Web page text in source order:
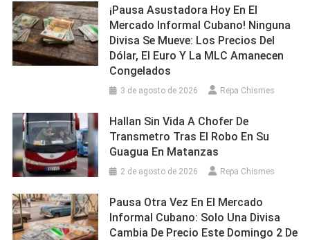
¡Pausa Asustadora Hoy En El
Mercado Informal Cubano! Ninguna
Divisa Se Mueve: Los Precios Del
Dólar, El Euro Y La MLC Amanecen
Congelados
3 de agosto de 2026 Repa Chismes
Hallan Sin Vida A Chofer De
Transmetro Tras El Robo En Su
Guagua En Matanzas
2 de agosto de 2026 Repa Chismes
Pausa Otra Vez En El Mercado
Informal Cubano: Solo Una Divisa
Cambia De Precio Este Domingo 2 De